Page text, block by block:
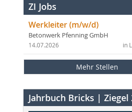
ZI Jobs
Werkleiter (m/w/d)
Betonwerk Pfenning GmbH
in
14.07.2026
Mehr Stellen
Jahrbuch Bricks | Ziegel